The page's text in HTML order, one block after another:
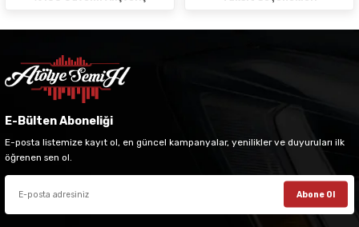
E-Bülten Aboneliği
E-posta listemize kayıt ol, en güncel kampanyalar, yenilikler ve duyuruları ilk
öğrenen sen ol.
Abone Ol